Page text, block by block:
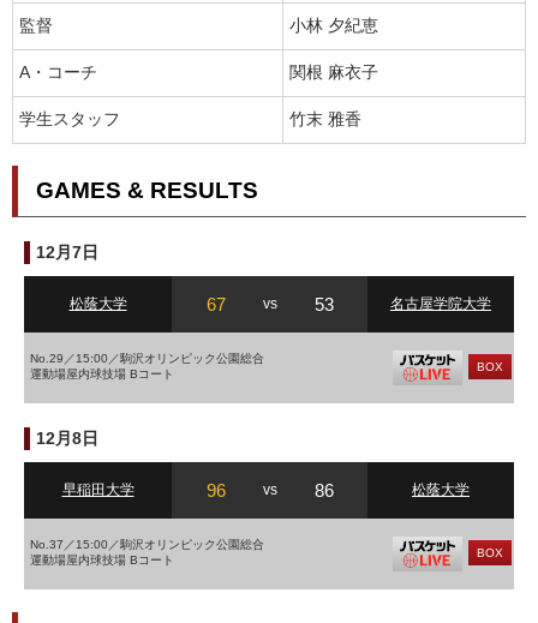
監督 小林 夕紀恵
A・コーチ 関根 麻衣子
学生スタッフ 竹末 雅香
GAMES & RESULTS
12月7日
松蔭大学 67 vs 53 名古屋学院大学
No.29／15:00／駒沢オリンピック公園総合
運動場屋内球技場 Bコート
BOX
12月8日
早稲田大学 96 vs 86 松蔭大学
No.37／15:00／駒沢オリンピック公園総合
運動場屋内球技場 Bコート
BOX